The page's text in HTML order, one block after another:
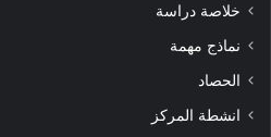
خلاصة دراسة
نماذج مهمة
الحصاد
انشطة المركز